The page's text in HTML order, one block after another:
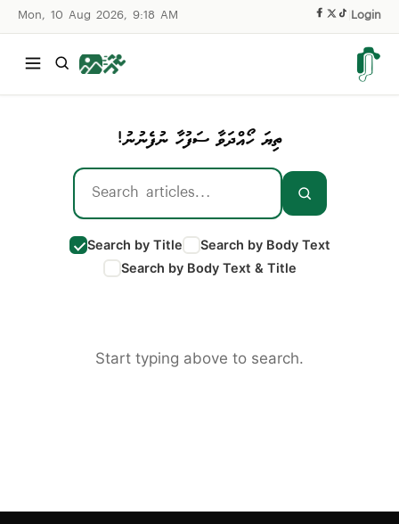
Mon, 10 Aug 2026, 9:18 AM Login
ތިޔަ ހޯއްދަވާ ސަފުހާ ނުފެނުނު!
Search by Title
Search by Body Text
Search by Body Text & Title
Start typing above to search.